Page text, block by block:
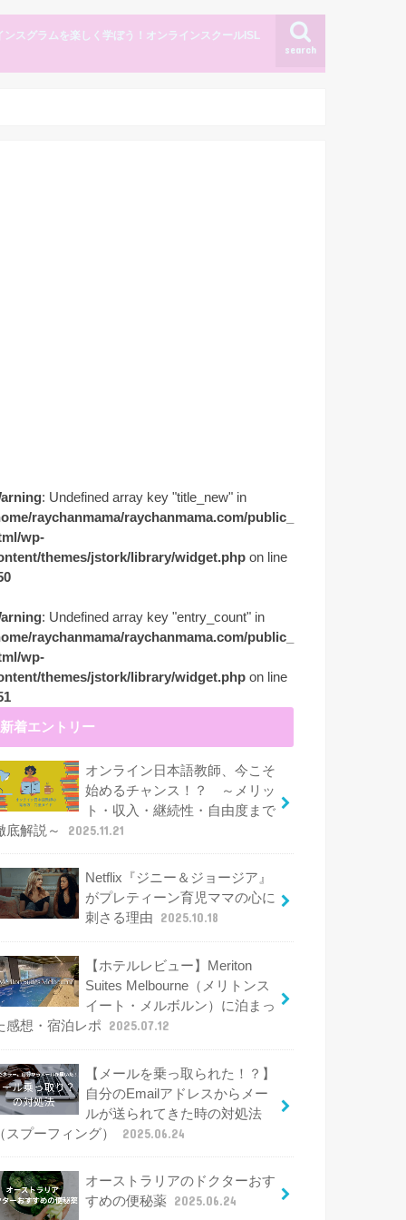
search
ンスグラムを楽しく学ぼう！オンラインスクールISL
: Undefined array key "title_new" in
raychanmama/raychanmama.com/public_
wp-
themes/jstork/library/widget.php on line
: Undefined array key "entry_count" in
raychanmama/raychanmama.com/public_
wp-
themes/jstork/library/widget.php on line
新着エントリー
オンライン日本語教師、今こそ
始めるチャンス！？ ～メリッ
ト・収入・継続性・自由度まで
底解説～
2025.11.21
Netflix『ジニー＆ジョージア』
がプレティーン育児ママの心に
刺さる理由
2025.10.18
【ホテルレビュー】Meriton
Suites Melbourne（メリトンス
イート・メルボルン）に泊まっ
感想・宿泊レポ
2025.07.12
【メールを乗っ取られた！？】
自分のEmailアドレスからメー
ルが送られてきた時の対処法
（スプーフィング）
2025.06.24
オーストラリアのドクターおす
すめの便秘薬 2025.06.24